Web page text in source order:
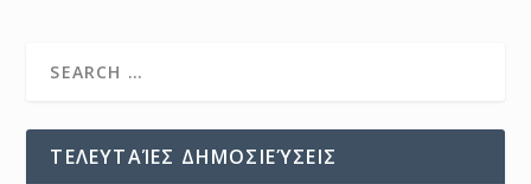
ΤΕΛΕΥΤΑΊΕΣ ΔΗΜΟΣΙΕΎΣΕΙΣ